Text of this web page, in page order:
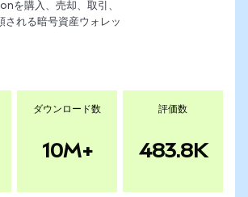
を購入、売却、取引、
される暗号資産ウォレッ
ダウンロード数
10M+
評価数
483.8K